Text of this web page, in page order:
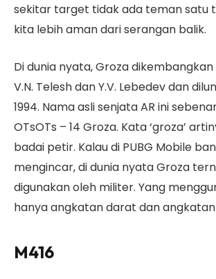
sekitar target tidak ada teman satu
kita lebih aman dari serangan balik.
Di dunia nyata, Groza dikembangkan
V.N. Telesh dan Y.V. Lebedev dan
1994. Nama asli senjata AR ini
OTsOTs – 14 Groza. Kata ‘groza’
badai petir. Kalau di PUBG Mobile
mengincar, di dunia nyata Groza
digunakan oleh militer. Yang
hanya angkatan darat dan angkatan
M416